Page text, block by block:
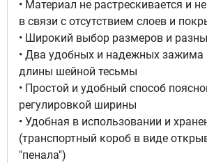
• Материал не растрескивается и
в связи с отсутствием слоев и
• Широкий выбор размеров и
• Два удобных и надежных зажима
длины шейной тесьмы
• Простой и удобный способ
регулировкой ширины
• Удобная в использовании и
(транспортный короб в виде
"пенала")